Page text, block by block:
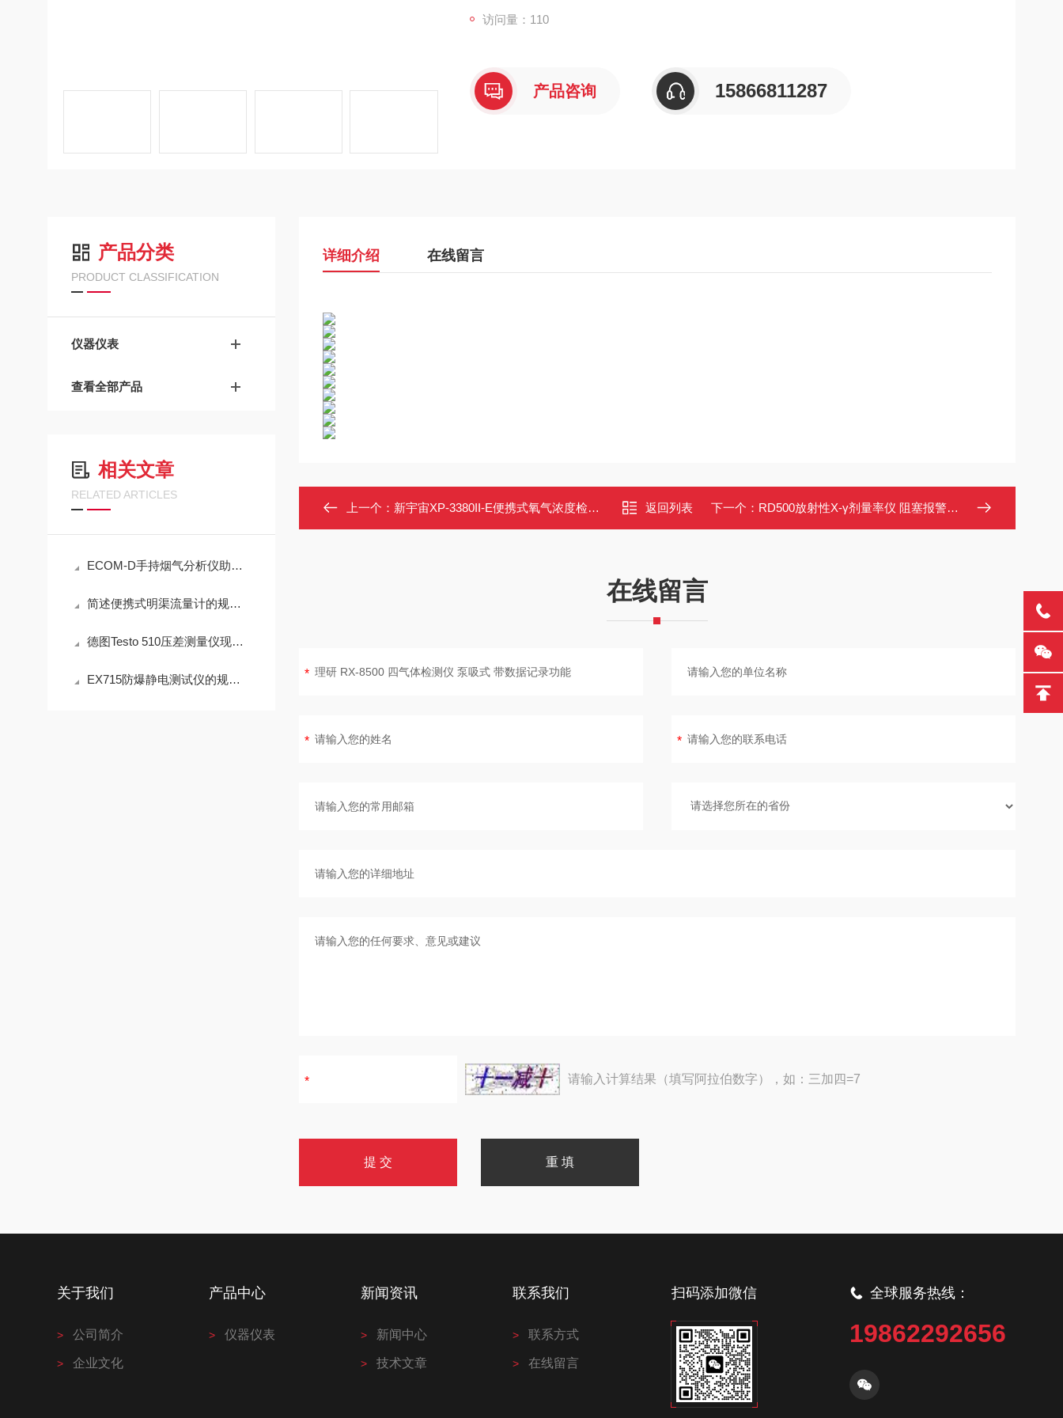
访问量：110
产品咨询 15866811287
产品分类
PRODUCT CLASSIFICATION
仪器仪表
查看全部产品
相关文章
RELATED ARTICLES
ECOM-D手持烟气分析仪助力工业排放精准检测
简述便携式明渠流量计的规范操作流程
德图Testo 510压差测量仪现场测量操作与误差控制
EX715防爆静电测试仪的规范定期维护保养方法分享
详细介绍 在线留言
上一个： 新宇宙XP-3380II-E便携式氧气浓度检测仪 防爆IP67 自动吸引式 返回列表 下一个： RD500放射性X-γ剂量率仪 阻塞报警功能 DR/CT设备漏辐射检测仪
在线留言
请输入计算结果（填写阿拉伯数字），如：三加四=7
关于我们
公司简介
企业文化
产品中心
仪器仪表
新闻资讯
新闻中心
技术文章
联系我们
联系方式
在线留言
扫码添加微信 全球服务热线：
19862292656